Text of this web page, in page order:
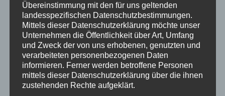
Erziehungsberechtigte wählen zu gehen.
Die Ergebnisse aller teilnehmenden Schulen gibt es
ab Sonntag, 13.09.2020, 18:00
hier:https://www.juniorwahl.de/
Wir freuen uns, im nächsten Jahr wieder mit dabei
sein zu dürfen.
Übereinstimmung mit den für uns geltenden
landesspezifischen Datenschutzbestimmungen.
Mittels dieser Datenschutzerklärung möchte unser
Unternehmen die Öffentlichkeit über Art, Umfang
und Zweck der von uns erhobenen, genutzten und
verarbeiteten personenbezogenen Daten
informieren. Ferner werden betroffene Personen
mittels dieser Datenschutzerklärung über die ihnen
zustehenden Rechte aufgeklärt.